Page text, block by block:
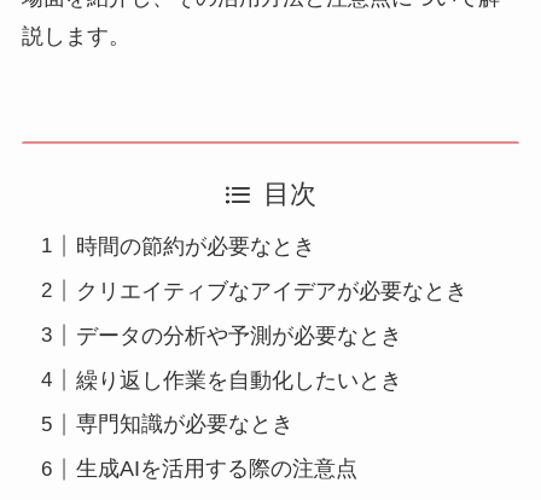
説します。
目次
時間の節約が必要なとき
クリエイティブなアイデアが必要なとき
データの分析や予測が必要なとき
繰り返し作業を自動化したいとき
専門知識が必要なとき
生成AIを活用する際の注意点